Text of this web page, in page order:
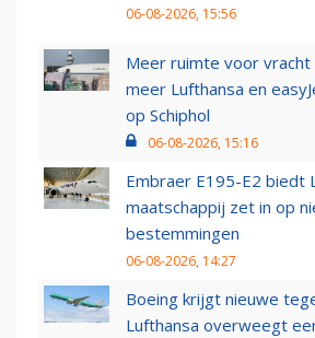
06-08-2026, 15:56
Meer ruimte voor
meer Lufthansa en
op Schiphol
06-08-2026, 15:16
Embraer E195-E2 biedt
maatschappij zet in op
bestemmingen
06-08-2026, 14:27
Boeing krijgt nieuwe
Lufthansa overweegt